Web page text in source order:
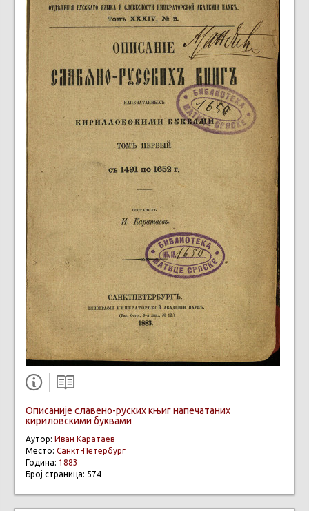
Описаније славено-руских књиг напечатаних
кириловскими буквами
Аутор: Иван Каратаев
Место: Санкт-Петербург
Година: 1883
Број страница: 574